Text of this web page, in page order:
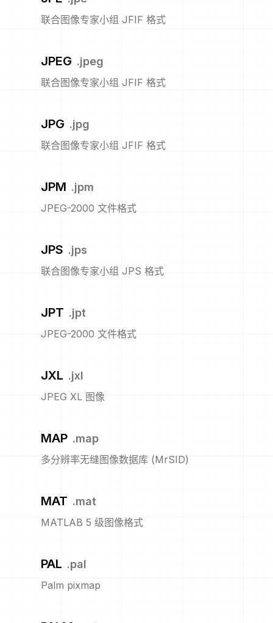
联合图像专家小组 JFIF 格式
JPEG .jpeg
联合图像专家小组 JFIF 格式
JPG .jpg
联合图像专家小组 JFIF 格式
JPM .jpm
JPEG-2000 文件格式
JPS .jps
联合图像专家小组 JPS 格式
JPT .jpt
JPEG-2000 文件格式
JXL .jxl
JPEG XL 图像
MAP .map
多分辨率无缝图像数据库 (MrSID)
MAT .mat
MATLAB 5 级图像格式
PAL .pal
Palm pixmap